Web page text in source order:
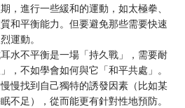
，進行一些緩和的運動，如太極拳、
和平衡能力。但要避免那些需要快速
運動。
水不平衡是一場「持久戰」，需要耐
，不如學會如何與它「和平共處」。
慢找到自己獨特的誘發因素（比如某
不足），從而能更有針對性地預防。